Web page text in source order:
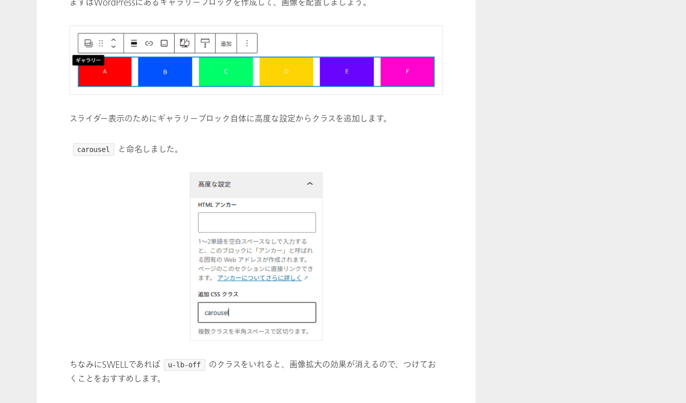
まずはWordPressにあるギャラリーブロックを作成して、画像を配置しましょう。
スライダー表示のためにギャラリーブロック自体に高度な設定からクラスを追加します。
carousel と命名しました。
ちなみにSWELLであれば u-lb-off
のクラスをいれると、画像拡大の効果が消えるので、つけてお
くことをおすすめします。